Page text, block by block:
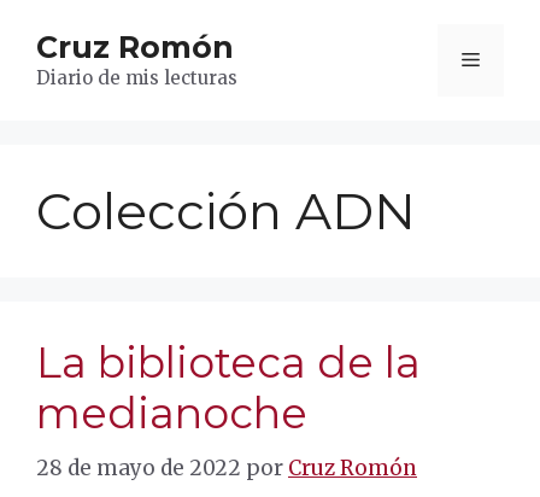
contenido
Cruz Romón
Diario de mis lecturas
Menú
Colección ADN
La biblioteca de la
medianoche
28 de mayo de 2022 por Cruz Romón